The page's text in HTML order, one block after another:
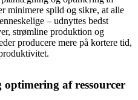
minimere spild og sikre, at alle
– udnyttes bedst
strømline produktion og
producere mere på kortere tid,
af ressourcer